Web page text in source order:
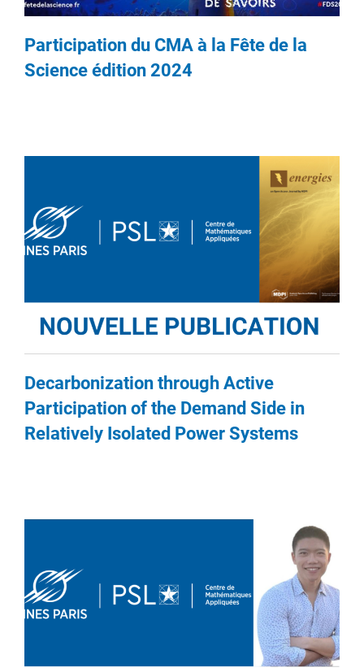
Participation du CMA à la Fête de la
Science édition 2024
Decarbonization through Active
Participation of the Demand Side in
Relatively Isolated Power Systems